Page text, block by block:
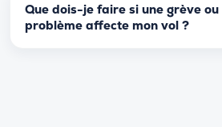
Que dois-je faire si une grève
problème affecte mon vol ?